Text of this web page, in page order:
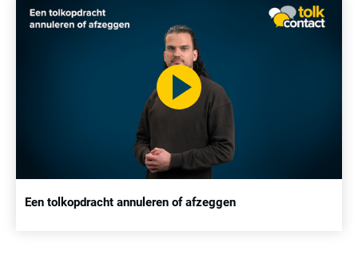
Een tolkopdracht annuleren of afzeggen